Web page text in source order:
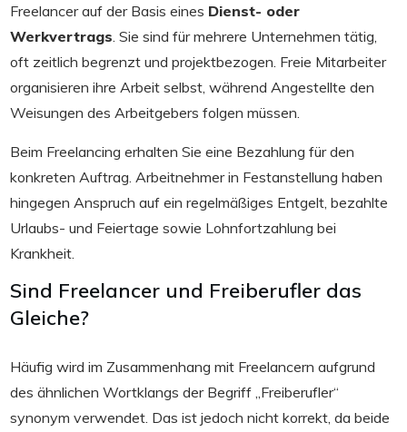
Freelancer auf der Basis eines Dienst- oder
Werkvertrags . Sie sind für mehrere Unternehmen tätig,
oft zeitlich begrenzt und projektbezogen. Freie Mitarbeiter
organisieren ihre Arbeit selbst, während Angestellte den
Weisungen des Arbeitgebers folgen müssen.
Beim Freelancing erhalten Sie eine Bezahlung für den
konkreten Auftrag. Arbeitnehmer in Festanstellung haben
hingegen Anspruch auf ein regelmäßiges Entgelt, bezahlte
Urlaubs- und Feiertage sowie Lohnfortzahlung bei
Krankheit.
Sind Freelancer und Freiberufler das
Gleiche?
Häufig wird im Zusammenhang mit Freelancern aufgrund
des ähnlichen Wortklangs der Begriff „Freiberufler“
synonym verwendet. Das ist jedoch nicht korrekt, da beide